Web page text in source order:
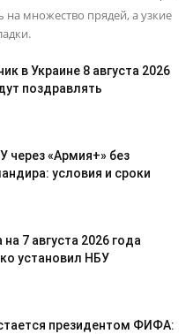
на множество прядей, а узкие
в Украине 8 августа 2026
поздравлять
через «Армия+» без
условия и сроки
7 августа 2026 года
установил НБУ
президентом ФИФА: